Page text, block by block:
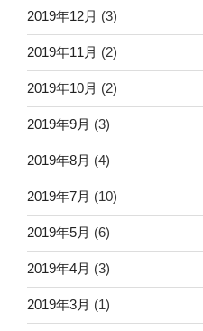
2019年12月 (3)
2019年11月 (2)
2019年10月 (2)
2019年9月 (3)
2019年8月 (4)
2019年7月 (10)
2019年5月 (6)
2019年4月 (3)
2019年3月 (1)